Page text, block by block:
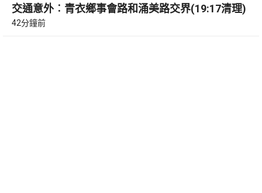
交通意外︰青衣鄉事會路和涌美路交界(19:17清理)
42分鐘前